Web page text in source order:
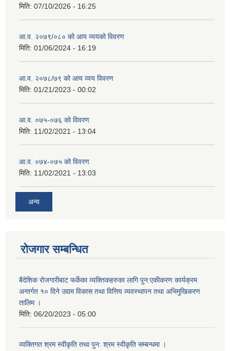
मिति: 07/10/2026 - 16:25
आ.व. २०७९/०८० को आय व्ययको विवरण
मिति: 01/06/2024 - 16:19
आ.व. २०७८/७९ को आय व्यय विवरण
मिति: 01/21/2023 - 00:02
आ.व. ०७५-०७६ को विवरण
मिति: 11/02/2021 - 13:04
आ.व. ०७४-०७५ को विवरण
मिति: 11/02/2021 - 13:03
अन्य
रोजगार सम्बन्धित
बैदेशिक रोजगारीबाट फर्केका व्यक्तिकहरुका लागि पुन:एकीकरण कार्यक्रम
अन्तर्गत १० दिने उद्यम विकास तथा वित्तिय व्यवस्थापन तथा अभिमुखिकरण
तालिम ।
मिति: 06/20/2023 - 05:00
व्यक्तिगत श्रम स्वीकृति तथा पुन: श्रम स्वीकृति सम्बन्धमा ।